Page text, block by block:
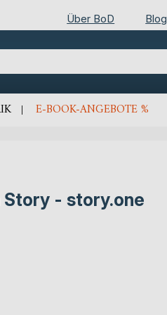
Über BoD Blog
E-BOOK-ANGEBOTE %
Story - story.one